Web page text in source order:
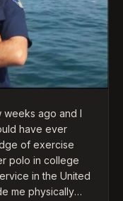
weeks ago and I
have ever
of exercise
polo in college
in the United
me physically